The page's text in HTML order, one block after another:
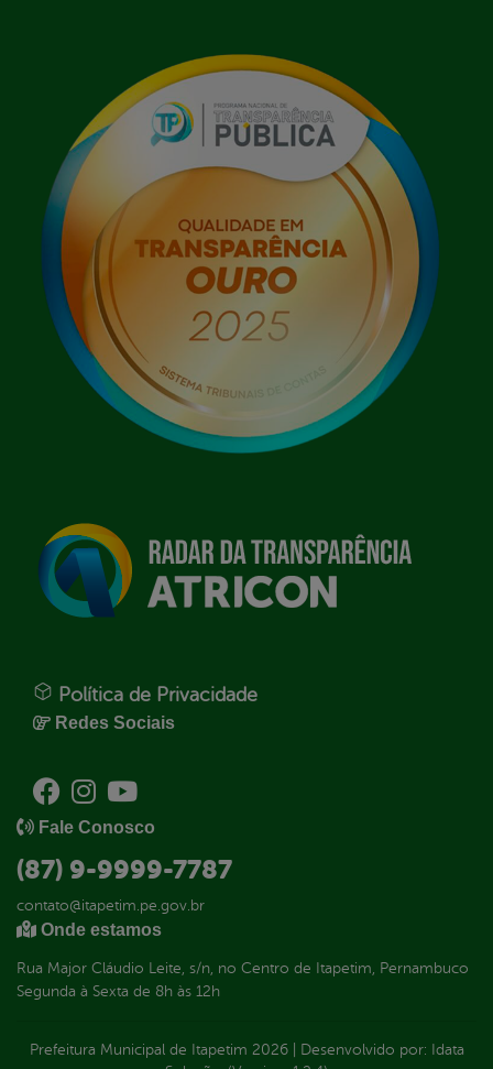
Política de Privacidade
Redes Sociais
Fale Conosco
(87) 9-9999-7787
contato@itapetim.pe.gov.br
Onde estamos
Rua Major Cláudio Leite, s/n, no Centro de Itapetim, Pernambuco
Segunda à Sexta de 8h às 12h
Prefeitura Municipal de Itapetim 2026| Desenvolvido por: Idata